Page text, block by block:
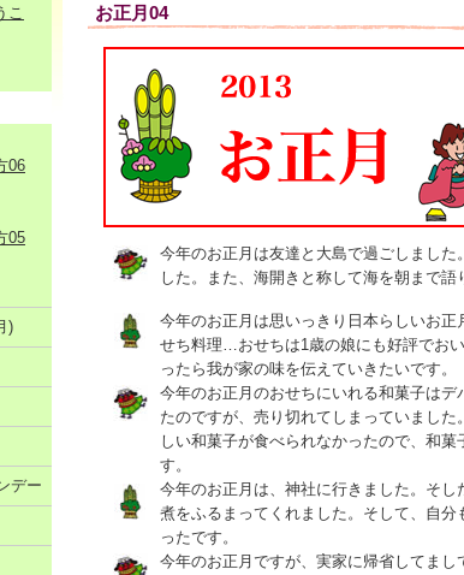
お正月04
今年のお正月は友達と大島で過ごしまし
した。また、海開きと称して海を朝まで語
今年のお正月は思いっきり日本らしいお
せち料理…おせちは1歳の娘にも好評でお
ったら我が家の味を伝えていきたいです。
今年のお正月のおせちにいれる和菓子は
たのですが、売り切れてしまっていまし
しい和菓子が食べられなかったので、和
す。
今年のお正月は、神社に行きました。そ
煮をふるまってくれました。そして、自
ったです。
今年のお正月ですが、実家に帰省してま
こ
06
05
)
デー